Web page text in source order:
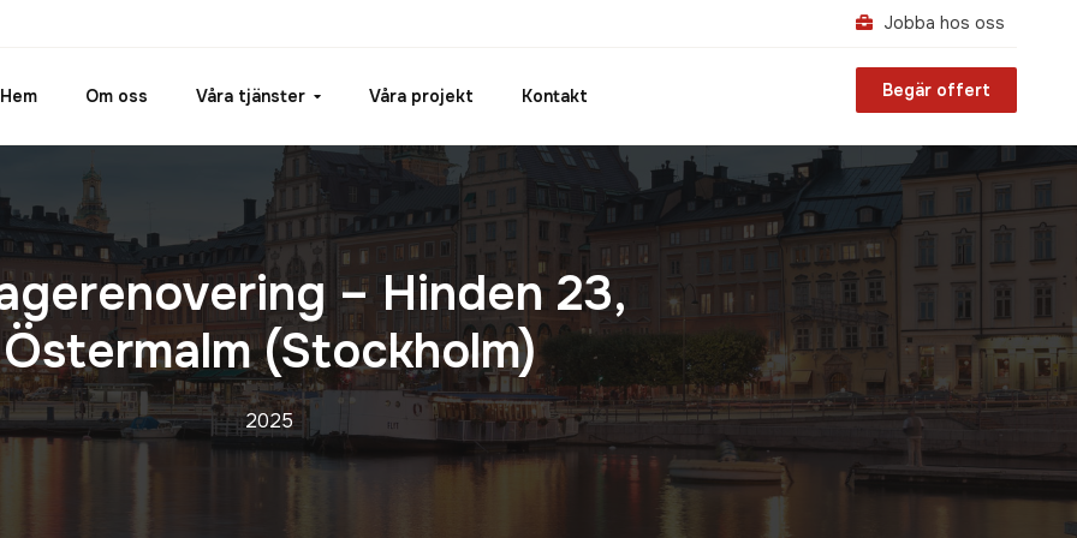
Jobba hos oss
Hem Om oss Våra tjänster Våra projekt Kontakt Begär offert
– Hinden 23,
Östermalm (Stockholm)
2025